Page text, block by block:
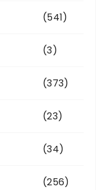
(541)
(3)
(373)
(23)
(34)
(256)